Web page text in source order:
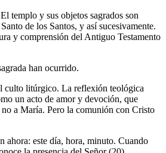
templo y sus objetos sagrados son
de los Santos, y así sucesivamente.
y comprensión del Antiguo Testamento
han ocurrido.
culto litúrgico. La reflexión teológica
un acto de amor y devoción, que
a María. Pero la comunión con Cristo
ahora: este día, hora, minuto. Cuando